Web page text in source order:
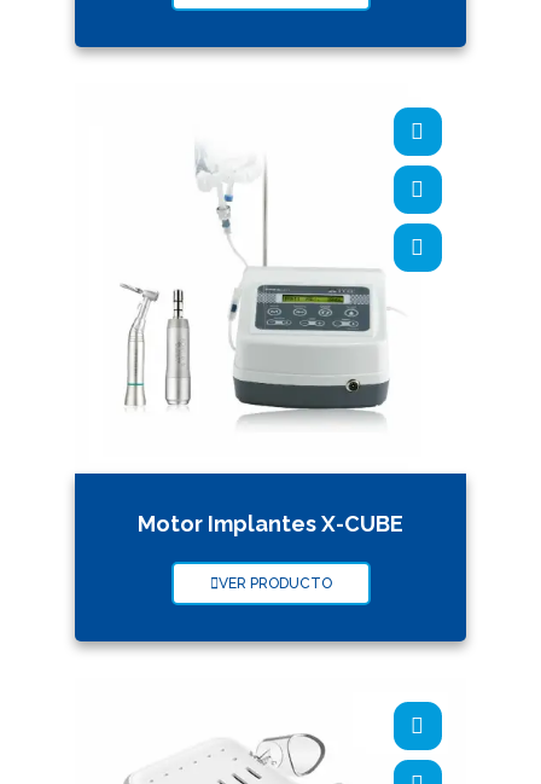
Motor Implantes X-CUBE
VER PRODUCTO